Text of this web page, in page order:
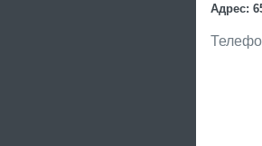
Адрес: